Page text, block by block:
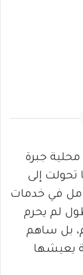
جبرة
تحولت إلى
في خدمات
لم يحرم
بل ساهم
يعيشها